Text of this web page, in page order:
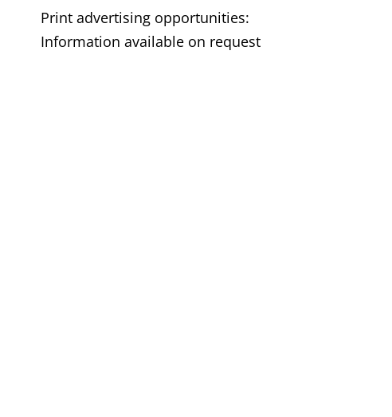
Print advertising opportunities:
Information available on request